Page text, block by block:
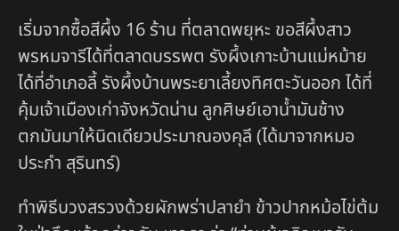
เริ่มจากซื้อสีผึ้ง 16 ร้าน ที่ตลาดพยุหะ ขอสีผึ้งสาว
พรหมจารีได้ที่ตลาดบรรพต รังผึ้งเกาะบ้านแม่หม้าย
ได้ที่อำเภอลี้ รังผึ้งบ้านพระยาเลี้ยงทิศตะวันออก ได้ที่
คุ้มเจ้าเมืองเก่าจังหวัดน่าน ลูกศิษย์เอาน้ำมันช้าง
ตกมันมาให้นิดเดียวประมาณองคุลี (ได้มาจากหมอ
ประกำ สุรินทร์)
ทำพิธีบวงสรวงด้วยผักพร่าปลายำ ข้าวปากหม้อไข่ต้ม